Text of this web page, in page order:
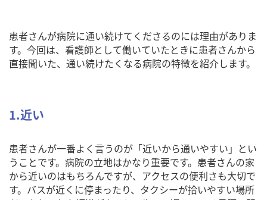
患者さんが病院に通い続けてくださるのには理由がありま
す。今回は、看護師として働いていたときに患者さんから
直接聞いた、通い続けたくなる病院の特徴を紹介します。
1.近い
患者さんが一番よく言うのが「近いから通いやすい」とい
うことです。病院の立地はかなり重要です。患者さんの家
から近いのはもちろんですが、アクセスの便利さも大切で
す。バスが近くに停まったり、タクシーが拾いやすい場所